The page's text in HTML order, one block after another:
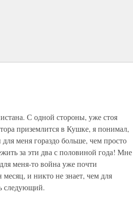
С одной стороны, уже стоя
приземлится в Кушке, я понимал,
меня гораздо больше, чем просто
за эти два с половиной года! Мне
меня-то война уже почти
и никто не знает, чем для
следующий.